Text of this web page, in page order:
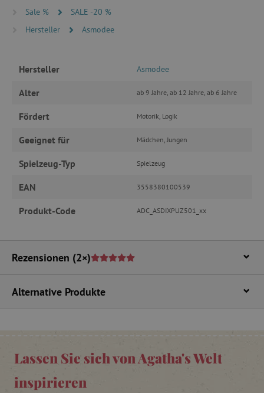
Sale %
SALE -20 %
Hersteller
Asmodee
Hersteller Asmodee
Alter ab 9 Jahre, ab 12 Jahre, ab 6 Jahre
Fördert Motorik, Logik
Geeignet für Mädchen, Jungen
Spielzeug-Typ Spielzeug
EAN 3558380100539
Produkt-Code ADC_ASDIXPUZ501_xx
Rezensionen (2×)
Alternative Produkte
Lassen Sie sich von Agatha's Welt
inspirieren
wesentliche Kernfunktionen der Website wie die
Benutzeranmeldung und die Kontoverwaltung.
kann die Website nicht ordnungsgemäß
Name
featureFlagIdentifier
_pinterest_ct_ua